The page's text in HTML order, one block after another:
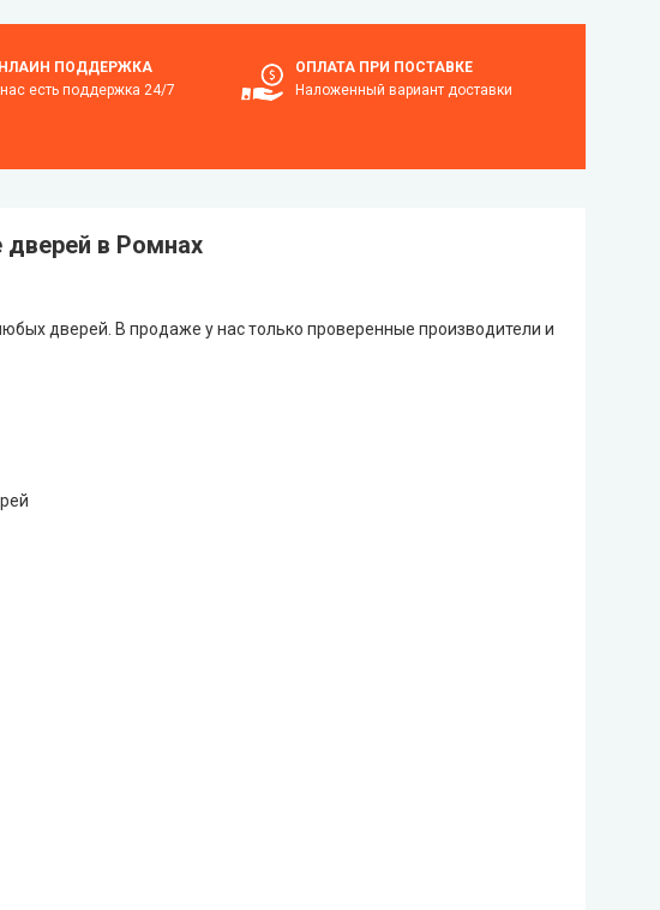
ПОДДЕРЖКА
есть поддержка 24/7
ОПЛАТА ПРИ ПОСТАВКЕ
Наложенный вариант доставки
в Ромнах
дверей. В продаже у нас только проверенные производители и